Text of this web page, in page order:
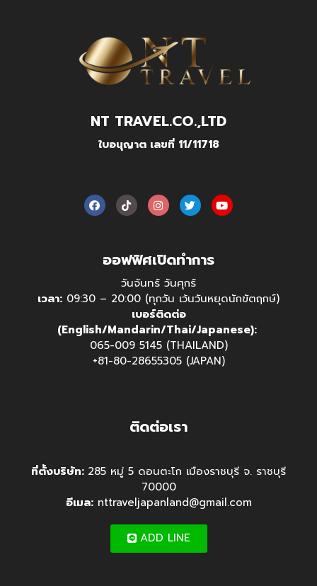
NT TRAVEL.CO.,LTD
ใบอนุญาต เลขที่ 11/11718
ออฟฟิศเปิดทำการ
วันจันทร์ วันศุกร์
เวลา: 09:30 – 20:00 (ทุกวัน เว้นวันหยุดนักขัตฤกษ์)
เบอร์ติดต่อ
(English/Mandarin/Thai/Japanese):
065-009 5145 (THAILAND)
+81-80-28655305 (JAPAN)
ติดต่อเรา
ที่ตั้งบริษัท: 285 หมู่ 5 ดอนตะโก เมืองราชบุรี จ. ราชบุรี
70000
อีเมล:nttraveljapanland@gmail.com
ADD LINE